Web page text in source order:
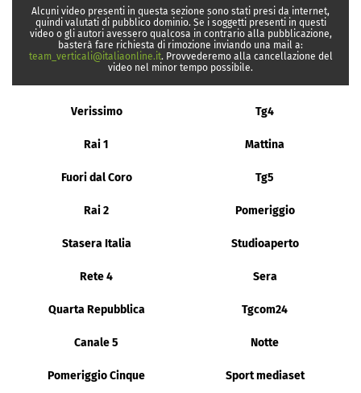
Alcuni video presenti in questa sezione sono stati presi da internet,
quindi valutati di pubblico dominio. Se i soggetti presenti in questi
video o gli autori avessero qualcosa in contrario alla pubblicazione,
basterà fare richiesta di rimozione inviando una mail a:
team_verticali@italiaonline.it. Provvederemo alla cancellazione del
video nel minor tempo possibile.
Verissimo Tg4
Rai 1 Mattina
Fuori dal Coro Tg5
Rai 2 Pomeriggio
Stasera Italia Studioaperto
Rete 4 Sera
Quarta Repubblica Tgcom24
Canale 5 Notte
Pomeriggio Cinque Sport mediaset